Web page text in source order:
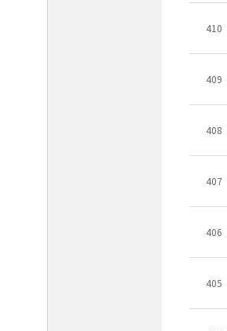
410
409
408
407
406
405